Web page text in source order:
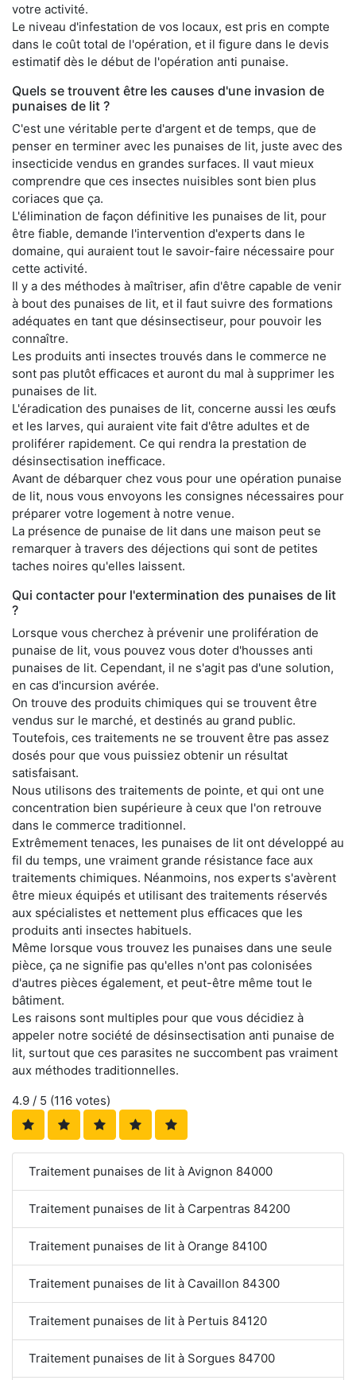
votre activité.
Le niveau d'infestation de vos locaux, est pris en compte
dans le coût total de l'opération, et il figure dans le devis
estimatif dès le début de l'opération anti punaise.
Quels se trouvent être les causes d'une invasion de
punaises de lit ?
C'est une véritable perte d'argent et de temps, que de
penser en terminer avec les punaises de lit, juste avec des
insecticide vendus en grandes surfaces. Il vaut mieux
comprendre que ces insectes nuisibles sont bien plus
coriaces que ça.
L'élimination de façon définitive les punaises de lit, pour
être fiable, demande l'intervention d'experts dans le
domaine, qui auraient tout le savoir-faire nécessaire pour
cette activité.
Il y a des méthodes à maîtriser, afin d'être capable de venir
à bout des punaises de lit, et il faut suivre des formations
adéquates en tant que désinsectiseur, pour pouvoir les
connaître.
Les produits anti insectes trouvés dans le commerce ne
sont pas plutôt efficaces et auront du mal à supprimer les
punaises de lit.
L'éradication des punaises de lit, concerne aussi les œufs
et les larves, qui auraient vite fait d'être adultes et de
proliférer rapidement. Ce qui rendra la prestation de
désinsectisation inefficace.
Avant de débarquer chez vous pour une opération punaise
de lit, nous vous envoyons les consignes nécessaires pour
préparer votre logement à notre venue.
La présence de punaise de lit dans une maison peut se
remarquer à travers des déjections qui sont de petites
taches noires qu'elles laissent.
Qui contacter pour l'extermination des punaises de lit
?
Lorsque vous cherchez à prévenir une prolifération de
punaise de lit, vous pouvez vous doter d'housses anti
punaises de lit. Cependant, il ne s'agit pas d'une solution,
en cas d'incursion avérée.
On trouve des produits chimiques qui se trouvent être
vendus sur le marché, et destinés au grand public.
Toutefois, ces traitements ne se trouvent être pas assez
dosés pour que vous puissiez obtenir un résultat
satisfaisant.
Nous utilisons des traitements de pointe, et qui ont une
concentration bien supérieure à ceux que l'on retrouve
dans le commerce traditionnel.
Extrêmement tenaces, les punaises de lit ont développé au
fil du temps, une vraiment grande résistance face aux
traitements chimiques. Néanmoins, nos experts s'avèrent
être mieux équipés et utilisant des traitements réservés
aux spécialistes et nettement plus efficaces que les
produits anti insectes habituels.
Même lorsque vous trouvez les punaises dans une seule
pièce, ça ne signifie pas qu'elles n'ont pas colonisées
d'autres pièces également, et peut-être même tout le
bâtiment.
Les raisons sont multiples pour que vous décidiez à
appeler notre société de désinsectisation anti punaise de
lit, surtout que ces parasites ne succombent pas vraiment
aux méthodes traditionnelles.
4.9 / 5 (116 votes)
Traitement punaises de lit à Avignon 84000
Traitement punaises de lit à Carpentras 84200
Traitement punaises de lit à Orange 84100
Traitement punaises de lit à Cavaillon 84300
Traitement punaises de lit à Pertuis 84120
Traitement punaises de lit à Sorgues 84700